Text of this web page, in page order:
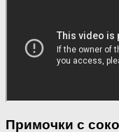
Примочки с